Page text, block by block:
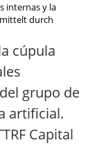
internas y la
durch
cúpula
grupo de
artificial.
Capital